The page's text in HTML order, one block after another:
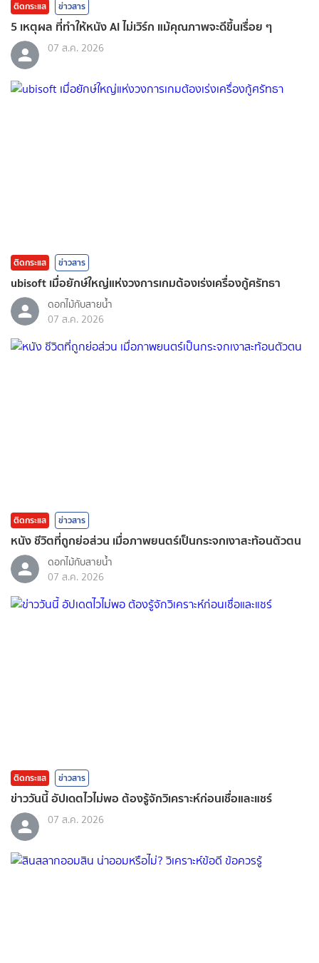
ติดกระแส ข่าวสาร
5 เหตุผล ที่ทำให้หนัง AI ไม่เวิร์ก แม้คุณภาพจะดีขึ้นเรื่อย ๆ
07 ส.ค. 2026
ติดกระแส ข่าวสาร
ubisoft เมื่อยักษ์ใหญ่แห่งวงการเกมต้องเร่งเครื่องกู้ศรัทธา
ดอกไม้กับสายน้ำ
07 ส.ค. 2026
ติดกระแส ข่าวสาร
หนัง ชีวิตที่ถูกย่อส่วน เมื่อภาพยนตร์เป็นกระจกเงาสะท้อนตัวตน
ดอกไม้กับสายน้ำ
07 ส.ค. 2026
ติดกระแส ข่าวสาร
ข่าววันนี้ อัปเดตไวไม่พอ ต้องรู้จักวิเคราะห์ก่อนเชื่อและแชร์
07 ส.ค. 2026